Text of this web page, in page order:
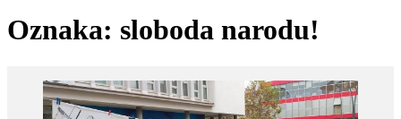
Oznaka: sloboda narodu!